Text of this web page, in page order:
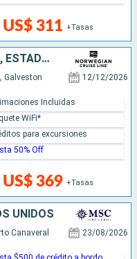
US$ 311 +Tasas
MÉXICO, HONDURAS, BELICE, ESTADOS UNIDOS
Galveston 12/12/2026
US$ 369 +Tasas
Incluidas
WiFi*
para excursiones
50% Off
UNIDOS
Canaveral 23/08/2026